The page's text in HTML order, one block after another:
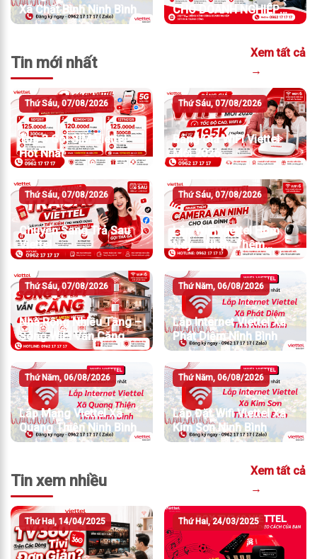
Xã Chất Bình Ninh Bình
CHO DOANH NGHIỆP
TỐC ĐỘ MẠNH
Tin mới nhất
Xem tất cả
→
Thứ Sáu, 07/08/2026
Top 3 Gói SIM Viettel
Hot Nhất
Thứ Sáu, 07/08/2026
Bảng Giá WiFi Viettel
Mới 2026
Thứ Sáu, 07/08/2026
Chuyển Sang Trả Sau
Viettel
Thứ Sáu, 07/08/2026
Lắp WiFi Viettel Hôm
Nay – Nhận Thêm
Camera An Ninh
Thứ Sáu, 07/08/2026
Nhà Rộng Nhiều Tầng –
Sóng WiFi Vẫn Căng
Thứ Năm, 06/08/2026
Lắp Internet Viettel Xã
Phát Diệm Ninh Bình
Thứ Năm, 06/08/2026
Lắp Mạng Viettel Xã
Quang Thiện Ninh Bình
Thứ Năm, 06/08/2026
Lắp Đặt Wifi Viettel Xã
Kim Sơn Ninh Bình
Tin xem nhiều
Xem tất cả
→
Thứ Hai, 14/04/2025 Thứ Hai, 24/03/2025